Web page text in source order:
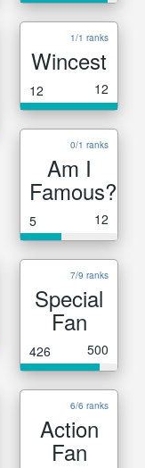
1/1 ranks
Wincest
12 12
0/1 ranks
Am I
Famous?
5 12
7/9 ranks
Special
Fan
426 500
6/6 ranks
Action
Fan